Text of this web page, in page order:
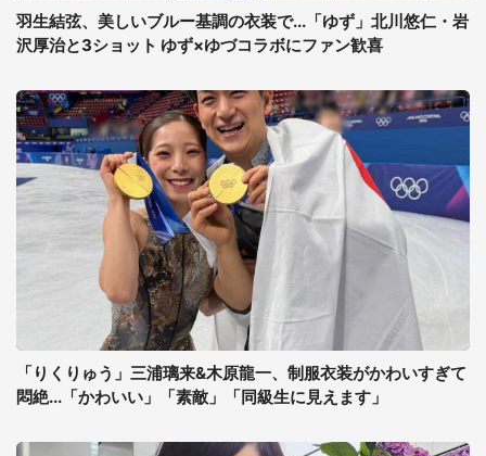
羽生結弦、美しいブルー基調の衣装で...「ゆず」北川悠仁・岩
沢厚治と3ショット ゆず×ゆづコラボにファン歓喜
「りくりゅう」三浦璃来&木原龍一、制服衣装がかわいすぎて
悶絶...「かわいい」「素敵」「同級生に見えます」